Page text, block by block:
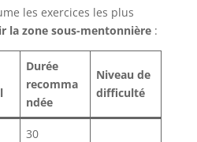
les exercices les plus
la zone sous-mentonnière:
Durée
recomma
ndée
Niveau de
difficulté
30